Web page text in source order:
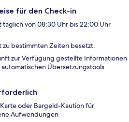
für den Check-in
täglich von 08:30 Uhr bis 22:00 Uhr
zu bestimmten Zeiten besetzt.
zur Verfügung gestellte Informationen
Übersetzungstools
oder Bargeld-Kaution für
Aufwendungen